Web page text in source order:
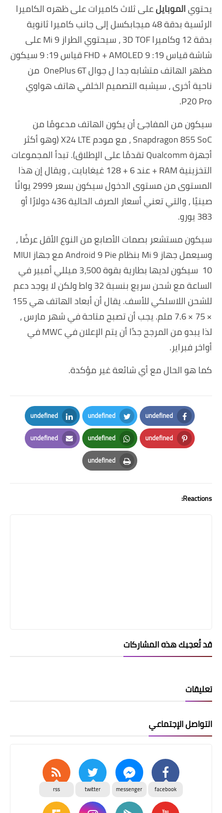
يحتويالموبايلعلى ثلاث كاميرات على ظهره الكاميرا
الرئسية بدقة 48 ميجابكسل إلى جانب كاميرا ثانوية
بدقة 12 وكاميرا 3D TOF ، سيحتوي الطراز Mi 9 على
شاشة قياس 19: 9 FHD + AMOLED قياس 19: 9 سيكون
مظهر الهاتف متشابه جدا ل جوال OnePlus 6T من
ناحية أخرى ، سيشبه التصميم الخلفي هاتف هواوي
P20 Pro.
سيكون من المفاجئ أن يكون الهاتف مدعومًا من
Snapdragon 855 SoC ، مع مودم X24 LTE (وهو أكثر
أجهزة Qualcomm تقدمًا على الإطلاق). تبدأ المجموعات
التخزينية RAM + عند 6 + 128 غيغابايت ، ويقال إن هذا
المستوى من مستوى الدخول سيكون بسعر 2999 يوانًا
صينيًا ، والتي تعني أسعار الصرف الحالية 436 دولارًا أو
383 يورو.
سيكون مستشعر بصمات الأصابع من النوع الأقل عرضًا ،
وسيعمل جهاز Mi 9 بنظام Android 9 Pie مع جهاز MIUI
10 سيكون لديها بطارية بقوة 3،500 ميللي أمبير في
الساعة مع شحن سريع بنسبة 32 واط ولكن لا يوجد دعم
للشحن اللاسلكي للأسف. يقال أن أبعاد الهاتف هي 155
× 75 × 7.6 ملم. يجب أن تصبح متاحة في شهر مارس ،
لذا يبدو من المرجح جدًا أن يتم الإعلان في MWC في
أواخر فبراير.
كما هو الحال مع أي شائعة غير مؤكدة.
undefined
Facebook
undefined
Twitter
undefined
LinkedIn
undefined
Pinterest
undefined
Whatsapp
undefined
Email
undefined
Print
Reactions:
قد تُعجبك هذه المشاركات
تعليقات
التواصل الإجتماعي
facebook
messenger
twitter
rss